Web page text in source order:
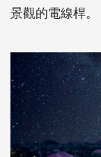
景觀的電線桿。